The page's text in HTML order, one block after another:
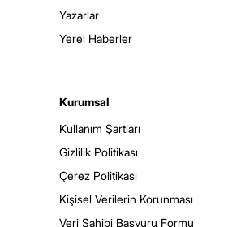
Yazarlar
Yerel Haberler
Kurumsal
Kullanım Şartları
Gizlilik Politikası
Çerez Politikası
Kişisel Verilerin Korunması
Veri Sahibi Başvuru Formu